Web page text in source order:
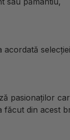
acordată selecției
pasionaților
făcut din acest